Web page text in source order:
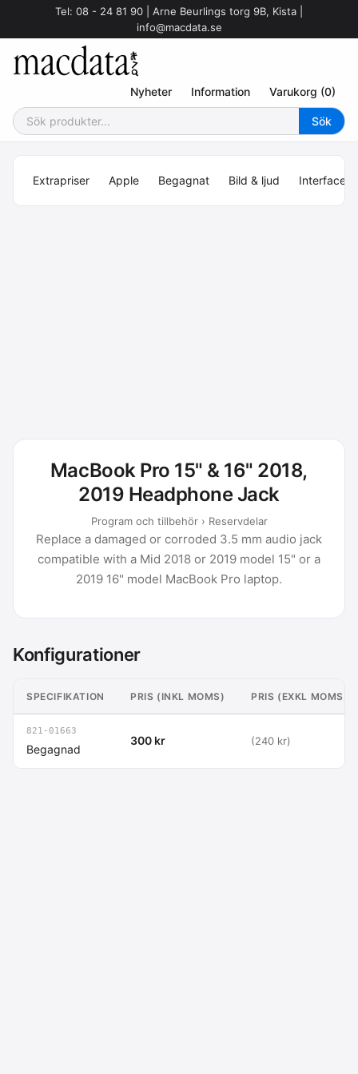
Tel: 08 - 24 81 90 | Arne Beurlings torg 9B, Kista |
info@macdata.se
Nyheter Information Varukorg (0)
Extrapriser Apple Begagnat Bild & ljud Interface
MacBook Pro 15" & 16" 2018,
2019 Headphone Jack
Program och tillbehör › Reservdelar
Replace a damaged or corroded 3.5 mm audio jack
compatible with a Mid 2018 or 2019 model 15" or a
2019 16" model MacBook Pro laptop.
Konfigurationer
SPECIFIKATION PRIS (INKL MOMS) PRIS (EXKL MOMS)
821-01663
Begagnad
300 kr (240 kr)